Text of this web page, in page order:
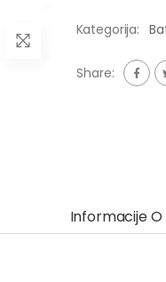
Kategorija:
Share:
Informacije